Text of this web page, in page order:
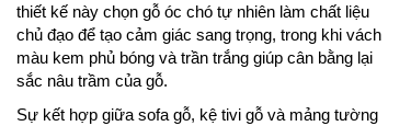
thiết kế này chọn gỗ óc chó tự nhiên làm chất liệu
chủ đạo để tạo cảm giác sang trọng, trong khi vách
màu kem phủ bóng và trần trắng giúp cân bằng lại
sắc nâu trầm của gỗ.
Sự kết hợp giữa sofa gỗ, kệ tivi gỗ và mảng tường